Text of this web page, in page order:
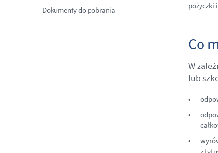
Dokumenty do pobrania
pożyczki
Co
W
lub